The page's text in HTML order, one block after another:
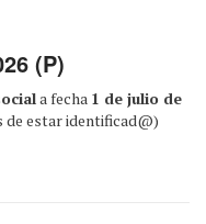
(P)
a fecha 1 de julio de
de estar identificad@)